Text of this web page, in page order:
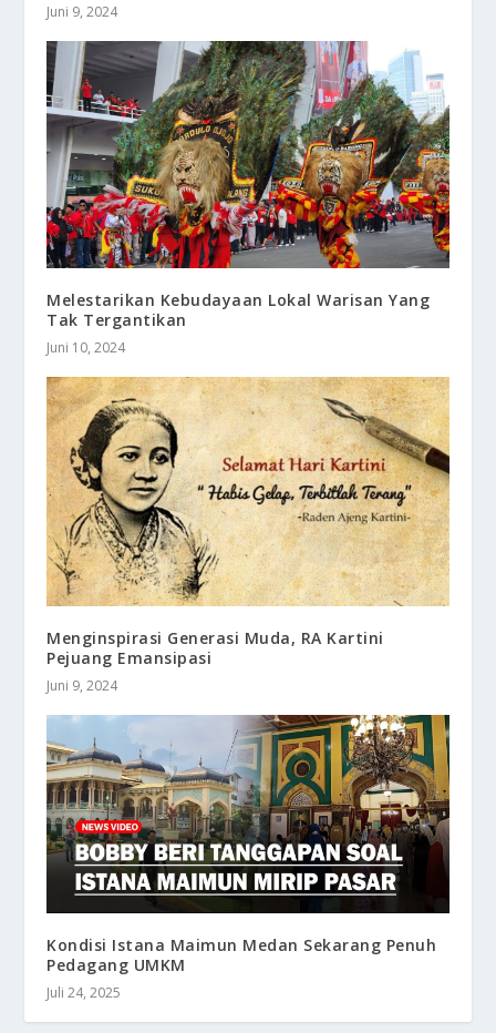
Juni 9, 2024
Melestarikan Kebudayaan Lokal Warisan Yang
Tak Tergantikan
Juni 10, 2024
Menginspirasi Generasi Muda, RA Kartini
Pejuang Emansipasi
Juni 9, 2024
Kondisi Istana Maimun Medan Sekarang Penuh
Pedagang UMKM
Juli 24, 2025